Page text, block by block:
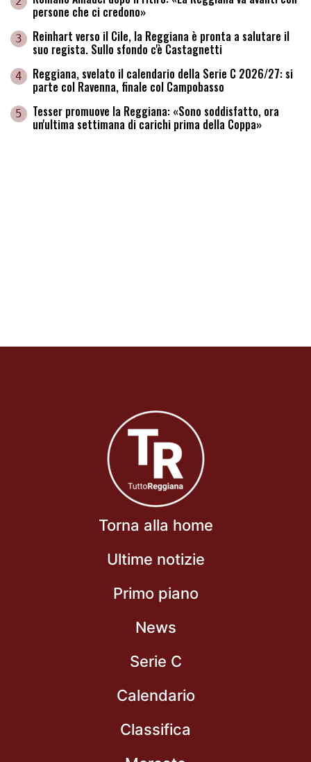
persone che ci credono»
3 Reinhart verso il Cile, la Reggiana è pronta a salutare il
suo regista. Sullo sfondo c'è Castagnetti
4 Reggiana, svelato il calendario della Serie C 2026/27: si
parte col Ravenna, finale col Campobasso
5 Tesser promuove la Reggiana: «Sono soddisfatto, ora
un'ultima settimana di carichi prima della Coppa»
Torna alla home
Ultime notizie
Primo piano
News
Serie C
Calendario
Classifica